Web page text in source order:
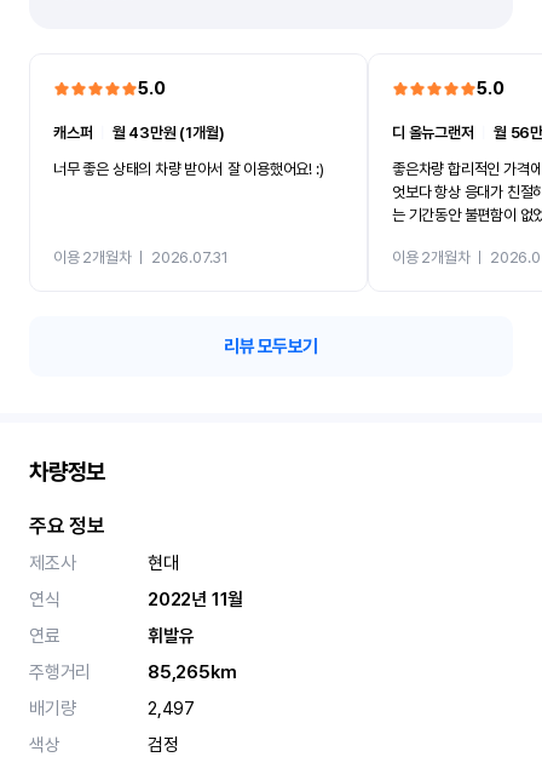
5.0
캐스퍼
월 43만원 (1개월)
너무 좋은 상태의 차량 받아서 잘 이용했어요! :)
이용 2개월차ㅣ 2026.07.31
5.0
디 올뉴그랜저 ㅣ월 56
좋은차량 합리적인 가격
엇보다 항상 응대가 친절
는 기간동안 불편함이 없
카 렌트 고민없이 강추합
이용 2개월차ㅣ
리뷰 모두보기
차량정보
주요 정보
제조사
현대
연식
2022년 11월
연료
휘발유
주행거리
85,265km
배기량
2,497
색상
검정